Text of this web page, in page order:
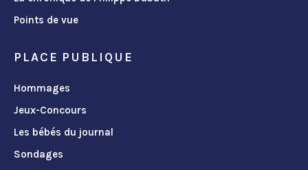
Points de vue
PLACE PUBLIQUE
Hommages
Jeux-Concours
Les bébés du journal
Sondages